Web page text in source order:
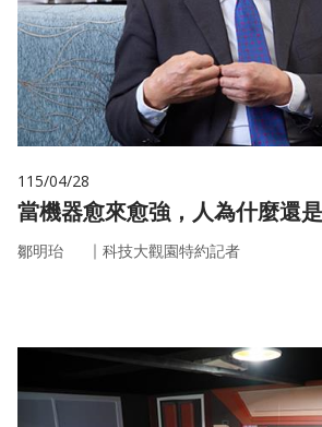
115/04/28
當機器愈來愈強，人為什麼還
鄒明珆 ｜ 科技大觀園特約記者